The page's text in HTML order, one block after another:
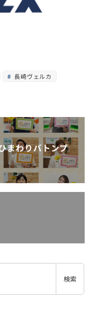
長崎ヴェルカ
まわりバトンプ
検索